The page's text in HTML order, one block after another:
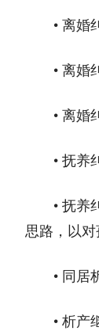
• 离婚
• 离婚
• 离婚
• 抚养
• 抚养
思路，以
• 同居
• 析产